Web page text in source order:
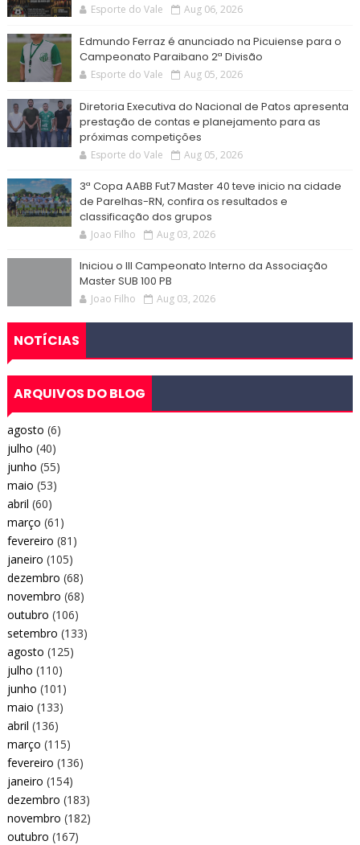
Esporte do Vale Aug 06, 2026
Edmundo Ferraz é anunciado na Picuiense para o
Campeonato Paraibano 2ª Divisão
Esporte do Vale Aug 05, 2026
Diretoria Executiva do Nacional de Patos apresenta
prestação de contas e planejamento para as
próximas competições
Esporte do Vale Aug 05, 2026
3ª Copa AABB Fut7 Master 40 teve inicio na cidade
de Parelhas-RN, confira os resultados e
classificação dos grupos
Joao Filho Aug 03, 2026
Iniciou o III Campeonato Interno da Associação
Master SUB 100 PB
Joao Filho Aug 03, 2026
NOTÍCIAS
ARQUIVOS DO BLOG
agosto (6)
julho (40)
junho (55)
maio (53)
abril (60)
março (61)
fevereiro (81)
janeiro (105)
dezembro (68)
novembro (68)
outubro (106)
setembro (133)
agosto (125)
julho (110)
junho (101)
maio (133)
abril (136)
março (115)
fevereiro (136)
janeiro (154)
dezembro (183)
novembro (182)
outubro (167)